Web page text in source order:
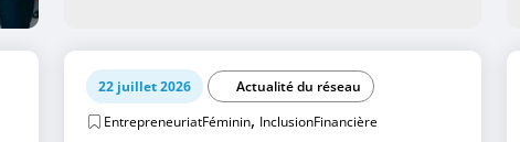
22 juillet 2026
Actualité du réseau
EntrepreneuriatFéminin, InclusionFinancière